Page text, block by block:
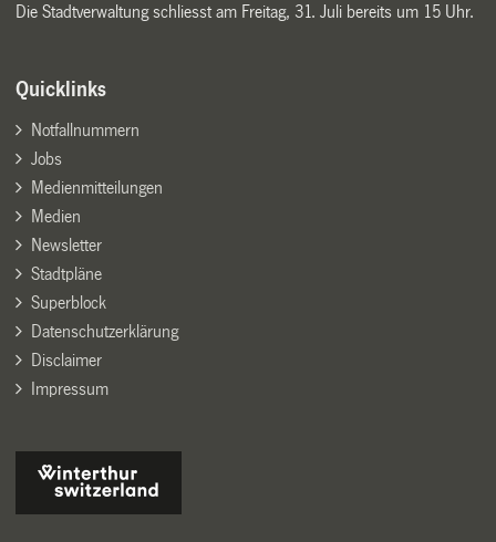
Die Stadtverwaltung schliesst am Freitag, 31. Juli bereits um 15 Uhr.
Quicklinks
Notfallnummern
Jobs
Medienmitteilungen
Medien
Newsletter
Stadtpläne
Superblock
Datenschutzerklärung
Disclaimer
Impressum